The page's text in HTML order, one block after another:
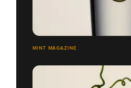
MINT MAGAZINE